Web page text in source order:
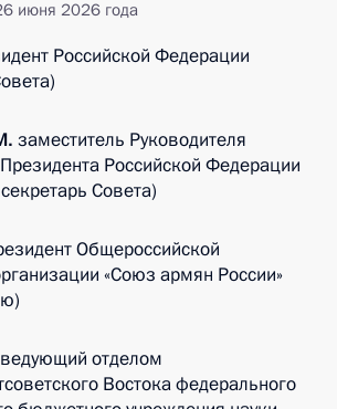
июня 2026 года
Российской Федерации
заместитель Руководителя
Российской Федерации
Совета)
Общероссийской
«Союз армян России»
отделом
Востока федерального